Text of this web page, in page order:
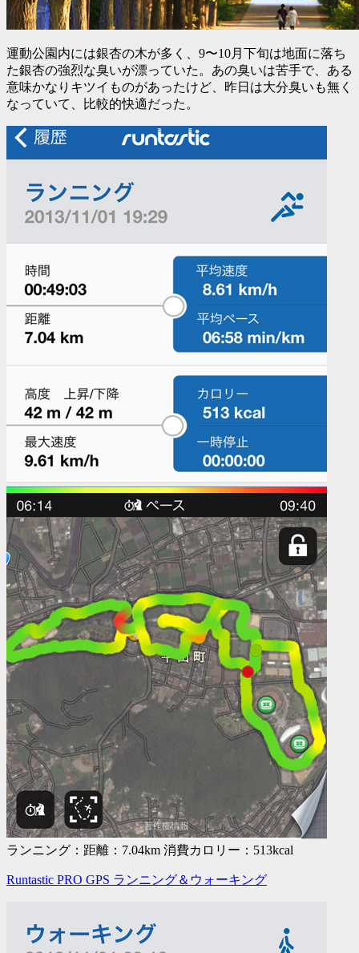
運動公園内には銀杏の木が多く、9〜10月下旬は地面に落ち
た銀杏の強烈な臭いが漂っていた。あの臭いは苦手で、ある
意味かなりキツイものがあったけど、昨日は大分臭いも無く
なっていて、比較的快適だった。
ランニング：距離：7.04km 消費カロリー：513kcal
Runtastic PRO GPS ランニング＆ウォーキング